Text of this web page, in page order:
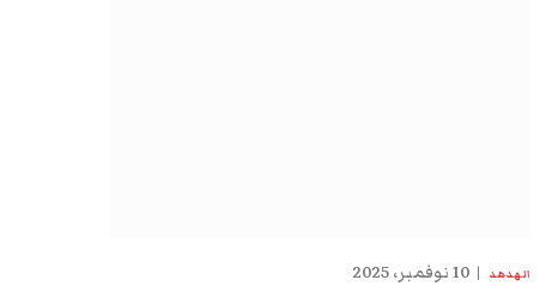
الهدهد 10 نوفمبر، 2025